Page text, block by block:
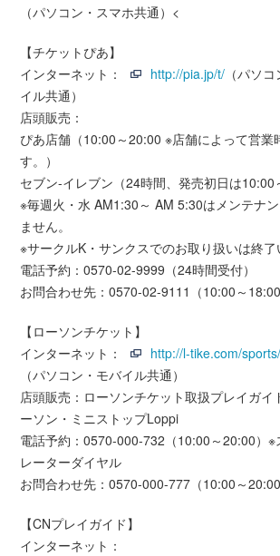
（パソコン・スマホ共通）<
【チケットぴあ】
インターネット：
http://pia.jp/t/ （パソ
イル共通）
店頭販売：
ぴあ店舗（10:00～20:00 ※店舗によって営業
す。）
セブン-イレブン（24時間、発売初日は10:00
※毎週火・水 AM1:30～ AM 5:30はメンテナ
ません。
※サークルK・サンクスでのお取り扱いは終了
電話予約：0570-02-9999（24時間受付）
お問合わせ先：0570-02-9111（10:00～18:00
【ローソンチケット】
インターネット：
http://l-tike.com/
（パソコン・モバイル共通）
店頭販売：ローソンチケット取扱プレイガイ
ーソン・ミニストップLoppi
電話予約：0570-000-732（10:00～20:00）※
レーターダイヤル
お問合わせ先：0570-000-777（10:00～20:00
【CNプレイガイド】
インターネット：